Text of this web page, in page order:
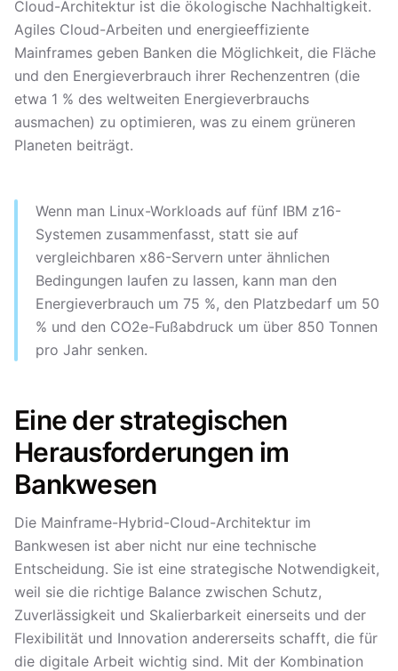
Cloud-Architektur ist die ökologische Nachhaltigkeit.
Agiles Cloud-Arbeiten und energieeffiziente
Mainframes geben Banken die Möglichkeit, die Fläche
und den Energieverbrauch ihrer Rechenzentren (die
etwa 1 % des weltweiten Energieverbrauchs
ausmachen) zu optimieren, was zu einem grüneren
Planeten beiträgt.
Wenn man Linux-Workloads auf fünf IBM z16-
Systemen zusammenfasst, statt sie auf
vergleichbaren x86-Servern unter ähnlichen
Bedingungen laufen zu lassen, kann man den
Energieverbrauch um 75 %, den Platzbedarf um 50
% und den CO2e-Fußabdruck um über 850 Tonnen
pro Jahr senken.
Eine der strategischen
Herausforderungen im
Bankwesen
Die Mainframe-Hybrid-Cloud-Architektur im
Bankwesen ist aber nicht nur eine technische
Entscheidung. Sie ist eine strategische Notwendigkeit,
weil sie die richtige Balance zwischen Schutz,
Zuverlässigkeit und Skalierbarkeit einerseits und der
Flexibilität und Innovation andererseits schafft, die für
die digitale Arbeit wichtig sind. Mit der Kombination